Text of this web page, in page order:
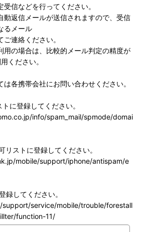
信などを行ってください。
動返信メールが送信されますので、受信
るメール
連絡ください。
用の場合は、比較的メール判定の精度が
ください。
各携帯会社にお問い合わせください。
に登録してください。
info/spam_mail/spmode/domai
ストに登録してください。
mobile/support/iphone/antispam/e
してください。
service/mobile/trouble/forestall
function-11/